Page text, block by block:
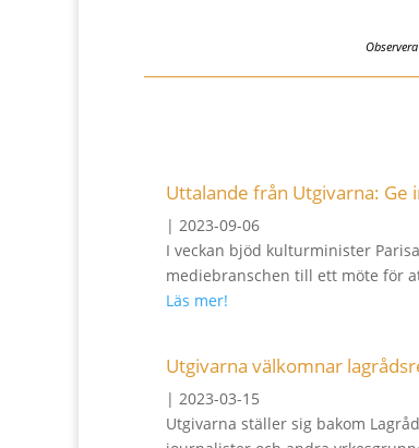
Uttalande från Utgivarna:
| 2023-09-06
I veckan bjöd kulturminister
mediebranschen till ett möte för
Läs mer!
Utgivarna välkomnar
| 2023-03-15
Utgivarna ställer sig bakom